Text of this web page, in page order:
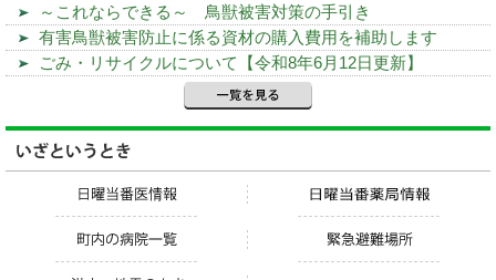
～これならできる～ 鳥獣被害対策の手引き
有害鳥獣被害防止に係る資材の購入費用を補助します
ごみ・リサイクルについて【令和8年6月12日更新】